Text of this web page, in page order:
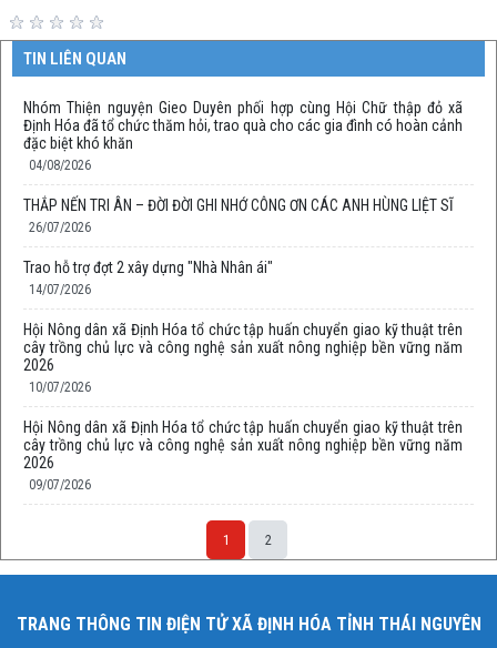
TIN LIÊN QUAN
Nhóm Thiện nguyện Gieo Duyên phối hợp cùng Hội Chữ thập đỏ xã
Định Hóa đã tổ chức thăm hỏi, trao quà cho các gia đình có hoàn cảnh
đặc biệt khó khăn
04/08/2026
THẮP NẾN TRI ÂN – ĐỜI ĐỜI GHI NHỚ CÔNG ƠN CÁC ANH HÙNG LIỆT SĨ
26/07/2026
Trao hỗ trợ đợt 2 xây dựng "Nhà Nhân ái"
14/07/2026
Hội Nông dân xã Định Hóa tổ chức tập huấn chuyển giao kỹ thuật trên
cây trồng chủ lực và công nghệ sản xuất nông nghiệp bền vững năm
2026
10/07/2026
Hội Nông dân xã Định Hóa tổ chức tập huấn chuyển giao kỹ thuật trên
cây trồng chủ lực và công nghệ sản xuất nông nghiệp bền vững năm
2026
09/07/2026
1 2
TRANG THÔNG TIN ĐIỆN TỬ XÃ ĐỊNH HÓA TỈNH THÁI NGUYÊN